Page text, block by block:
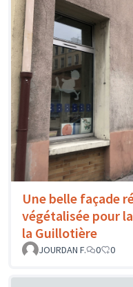
Une belle façade
végétalisée pour
la Guillotière
JOURDAN F. 0 0